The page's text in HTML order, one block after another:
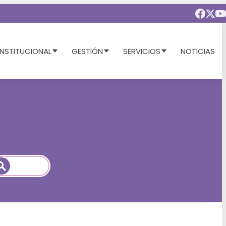
GESTIÓN SERVICIOS NOTICIAS